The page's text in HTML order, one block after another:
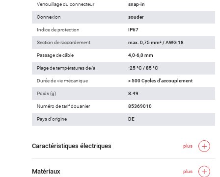
Verrouillage du connecteur snap-in
Connexion souder
Indice de protection IP67
Section de raccordement max. 0,75 mm² / AWG 18
Passage de câble 4,0-6,0 mm
Plage de températures de/à -25 °C / 85 °C
Durée de vie mécanique > 500 Cycles d'accouplement
Poids (g) 8.49
Numéro de tarif douanier 85369010
Pays d'origine DE
Caractéristiques électriques plus
Matériaux plus